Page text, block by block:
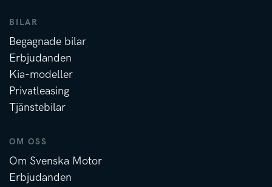
BILAR
Begagnade bilar
Erbjudanden
Kia-modeller
Privatleasing
Tjänstebilar
OM OSS
Om Svenska Motor
Erbjudanden